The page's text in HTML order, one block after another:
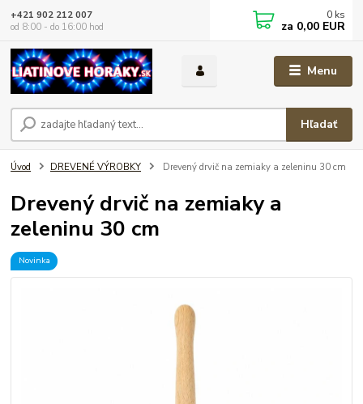
Menu
Hľadať
+421 902 212 007
od 8:00 - do 16:00 hod
0 ks
za 0,00 EUR
Úvod DREVENÉ VÝROBKY Drevený drvič na zemiaky a zeleninu 30 cm
Drevený drvič na zemiaky a
zeleninu 30 cm
Novinka